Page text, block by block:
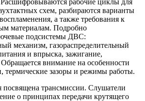
схем, разбираются варианты
а также требования к
материалам. Подробно
подсистемы ДВС:
механизм, газораспределительный
и впрыска, зажигание,
внимание на особенности
термические зазоры и режимы работы.
посвящена трансмиссии. Слушатели
о принципах передачи крутящего